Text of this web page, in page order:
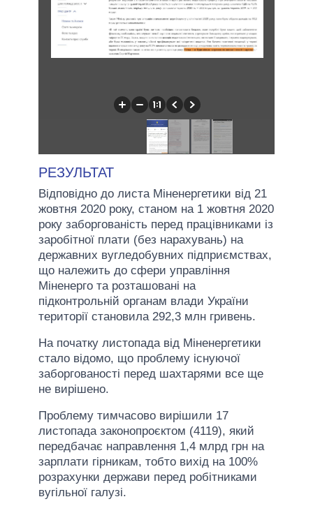
РЕЗУЛЬТАТ
Відповідно до листа Міненергетики від 21
жовтня 2020 року, станом на 1 жовтня 2020
року заборгованість перед працівниками із
заробітної плати (без нарахувань) на
державних вугледобувних підприємствах,
що належить до сфери управління
Міненерго та розташовані на
підконтрольній органам влади України
території становила 292,3 млн гривень.
На початку листопада від Міненергетики
стало відомо, що проблему існуючої
заборгованості перед шахтарями все ще
не вирішено.
Проблему тимчасово вирішили 17
листопада законопроєктом (4119), який
передбачає направлення 1,4 млрд грн на
зарплати гірникам, тобто вихід на 100%
розрахунки держави перед робітниками
вугільної галузі.